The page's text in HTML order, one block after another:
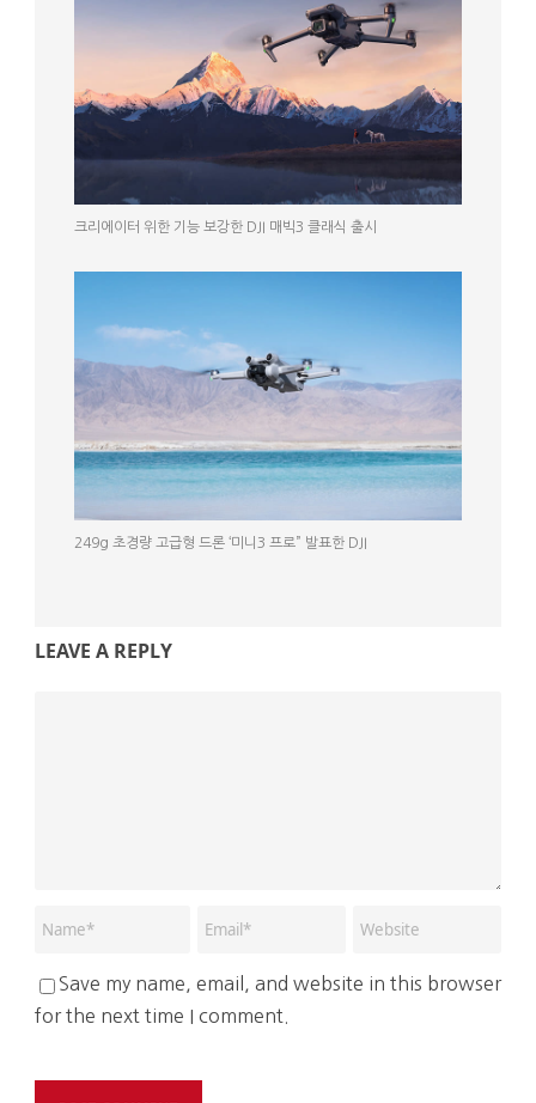
크리에이터 위한 기능 보강한 DJI 매빅3 클래식 출시
249g 초경량 고급형 드론 ‘미니3 프로” 발표한 DJI
LEAVE A REPLY
Save my name, email, and website in this browser
for the next time I comment.